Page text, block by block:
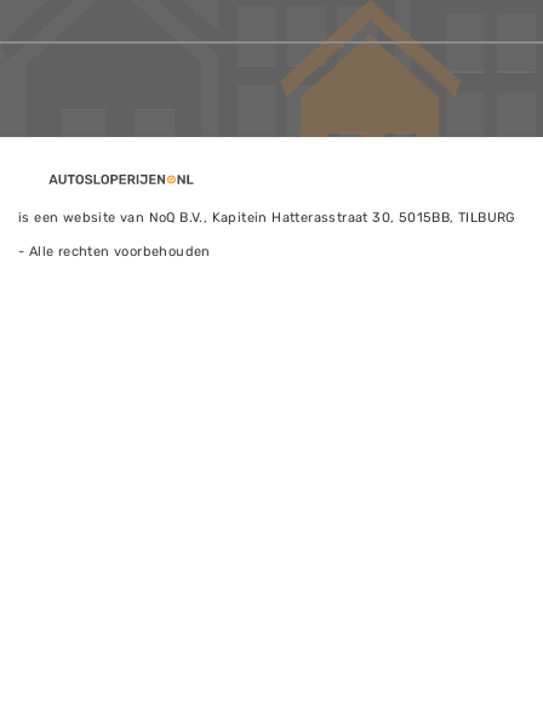
is een website van NoQ B.V., Kapitein Hatterasstraat 30, 5015BB, TILBURG
- Alle rechten voorbehouden